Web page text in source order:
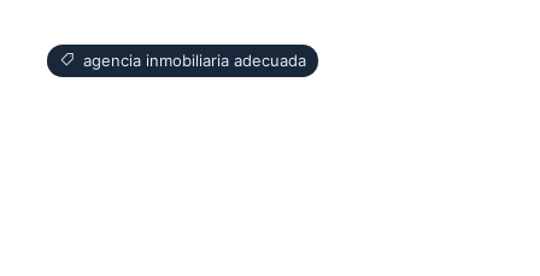
agencia inmobiliaria adecuada